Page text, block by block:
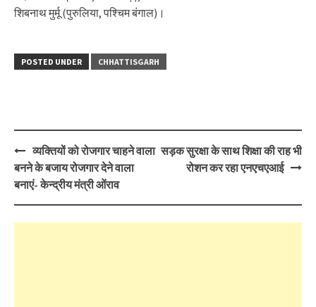
शिबनाथ मुर्मू (पुरुलिया, पश्चिम बंगाल)।
POSTED UNDER CHHATTISGARH
Post
navigation
व्यक्तियों को रोजगार चाहने वाला
बनने के बजाय रोजगार देने वाला
बनाएं- केन्द्रीय मंत्री ओंराव
सड़क सुरक्षा के साथ शिक्षा की राह भी
रोशन कर रहा एनएचएआई